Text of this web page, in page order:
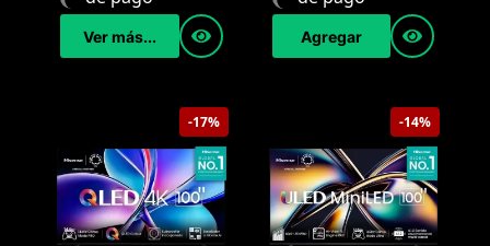
Ver más... Agregar
-17% -14%